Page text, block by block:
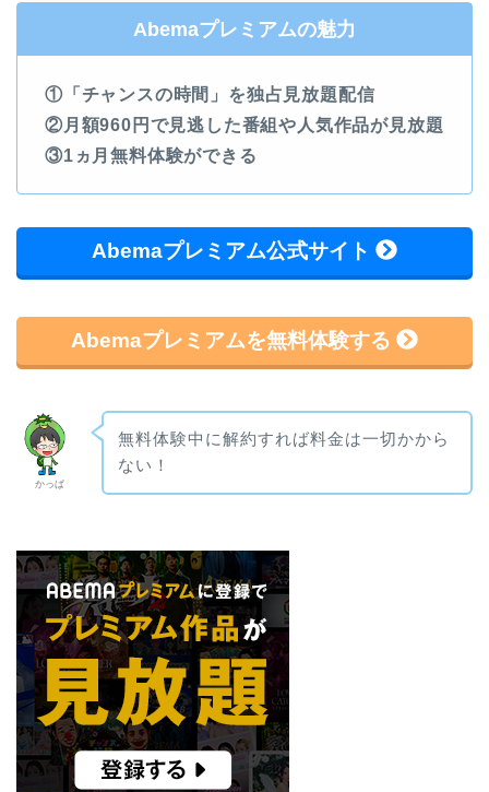
Abemaプレミアムの魅力
①「チャンスの時間」を独占見放題配信
②月額960円で見逃した番組や人気作品が見放題
③1ヵ月無料体験ができる
Abemaプレミアム公式サイト
Abemaプレミアムを無料体験する
かっぱ
無料体験中に解約すれば料金は一切かから
ない！